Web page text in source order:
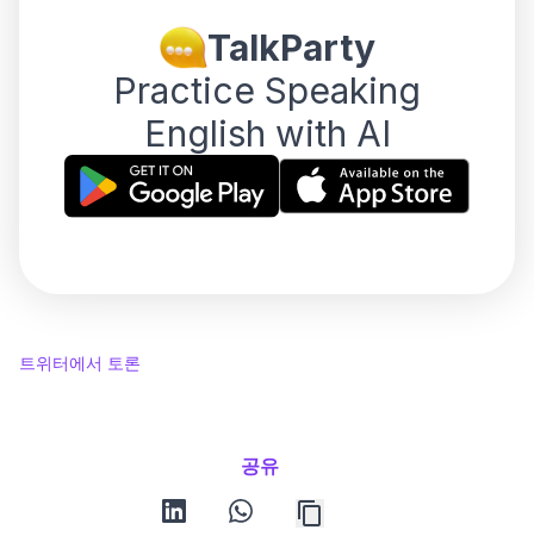
TalkParty
Practice Speaking
English with AI
트위터에서 토론
공유
linkedin whatsapp